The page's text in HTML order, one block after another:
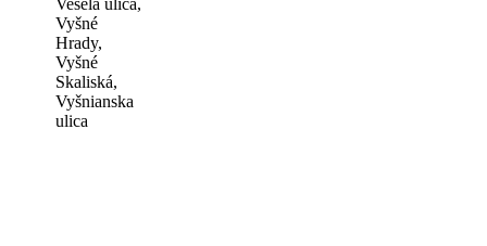
Veselá ulica,
Vyšné
Hrady,
Vyšné
Skaliská,
Vyšnianska
ulica